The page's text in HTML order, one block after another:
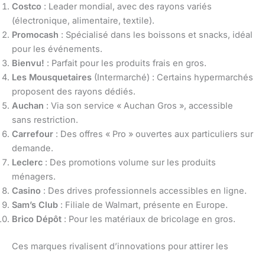
Costco : Leader mondial, avec des rayons variés
(électronique, alimentaire, textile).
Promocash : Spécialisé dans les boissons et snacks, idéal
pour les événements.
Bienvu! : Parfait pour les produits frais en gros.
Les Mousquetaires (Intermarché) : Certains hypermarchés
proposent des rayons dédiés.
Auchan : Via son service « Auchan Gros », accessible
sans restriction.
Carrefour : Des offres « Pro » ouvertes aux particuliers sur
demande.
Leclerc : Des promotions volume sur les produits
ménagers.
Casino : Des drives professionnels accessibles en ligne.
Sam’s Club : Filiale de Walmart, présente en Europe.
Brico Dépôt : Pour les matériaux de bricolage en gros.
Ces marques rivalisent d’innovations pour attirer les